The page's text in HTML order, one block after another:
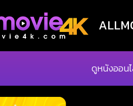
ดูหนังออน